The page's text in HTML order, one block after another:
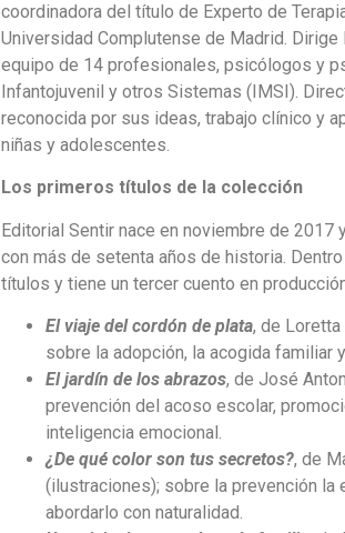
coordinadora del título de Experto de
Universidad Complutense de Madrid.
equipo de 14 profesionales, psicólogos y
Infantojuvenil y otros Sistemas (IMSI).
reconocida por sus ideas, trabajo clínico y
niñas y adolescentes.
Los primeros títulos de la colección
Editorial Sentir nace en noviembre de
con más de setenta años de historia.
títulos y tiene un tercer cuento en
El viaje del cordón de plata, de
sobre la adopción, la acogida familiar
El jardín de los abrazos, de José
prevención del acoso escolar,
inteligencia emocional.
¿De qué color son tus secretos?, de
(ilustraciones); sobre la prevención la
abordarlo con naturalidad.